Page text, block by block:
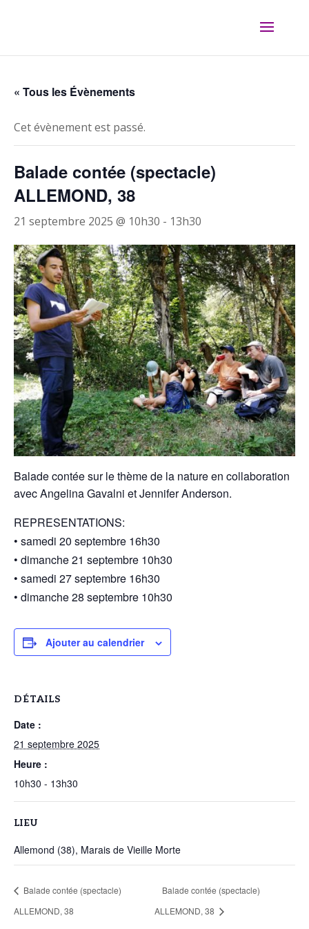
« Tous les Évènements
Cet évènement est passé.
Balade contée (spectacle)
ALLEMOND, 38
21 septembre 2025 @ 10h30 - 13h30
Balade contée sur le thème de la nature en collaboration
avec Angelina Gavalni et Jennifer Anderson.
REPRESENTATIONS:
• samedi 20 septembre 16h30
• dimanche 21 septembre 10h30
• samedi 27 septembre 16h30
• dimanche 28 septembre 10h30
Ajouter au calendrier
DÉTAILS
Date :
21 septembre 2025
Heure :
10h30 - 13h30
LIEU
Allemond (38), Marais de Vieille Morte
Balade contée (spectacle)
ALLEMOND, 38
Balade contée (spectacle)
ALLEMOND, 38